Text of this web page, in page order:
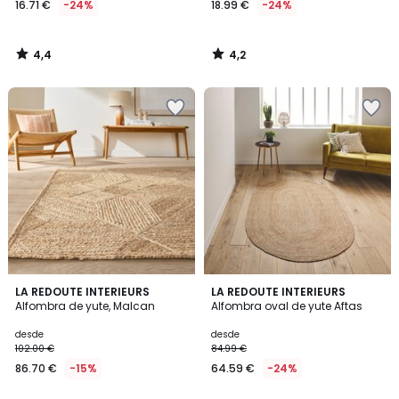
partir
16.71
€
de
21.99
€
24%
descuento
aplicado.
16.71 € -24%
4,4
/
18.99 € -24%
4,2
/
LA REDOUTE INTERIEURS
Alfombra de yute, Malcan
desde
102.00 €
86.70 € -15%
4,1
/ 5
LA REDOUTE INTERIEURS
Alfombra oval de yute Aftas
desde
84.99 €
64.59 € -24%
4,3
/ 5